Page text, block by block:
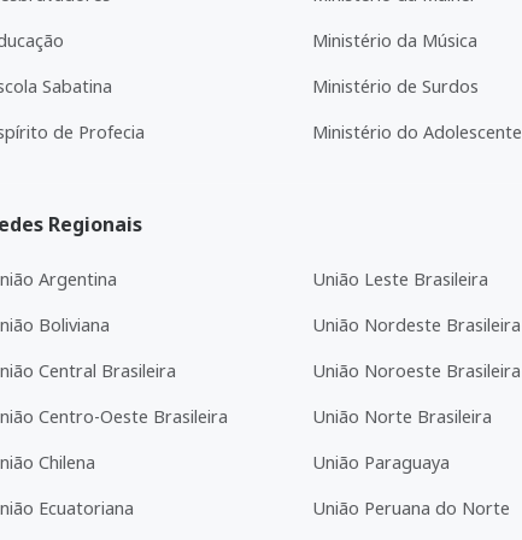
Sabatina
de Profecia
Ministério da Música
Ministério de Surdos
Ministério do Adolescente
Regionais
Argentina
Boliviana
Central Brasileira
Centro-Oeste Brasileira
Chilena
Ecuatoriana
União Leste Brasileira
União Nordeste Brasileira
União Noroeste Brasileira
União Norte Brasileira
União Paraguaya
União Peruana do Norte